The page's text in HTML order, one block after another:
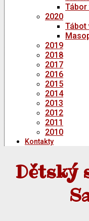
Tábor
2020
Tábot
2019
2018
2017
2016
2015
2014
2013
2012
2011
2010
Kontakty
Dětský